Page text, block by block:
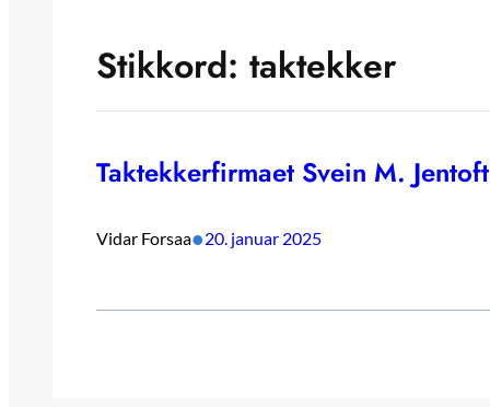
Stikkord: taktekker
Taktekkerfirmaet Svein M.
Vidar Forsaa•20. januar 2025